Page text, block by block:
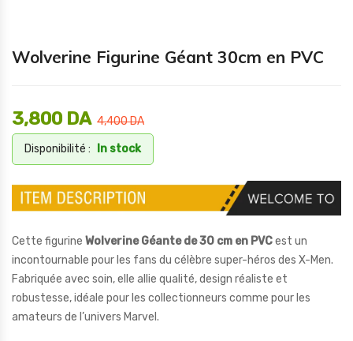
Wolverine Figurine Géant 30cm en PVC
4,400DA
3,800 DA
Disponibilité : In stock
Cette figurine Wolverine Géante de 30 cm en PVCest un
incontournable pour les fans du célèbre super-héros des X-Men.
Fabriquée avec soin, elle allie qualité, design réaliste et
robustesse, idéale pour les collectionneurs comme pour les
amateurs de l’univers Marvel.